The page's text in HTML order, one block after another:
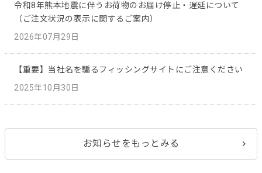
令和8年熊本地震に伴うお荷物のお届け停止・遅延について
（ご注文状況の表示に関するご案内）
2026年07月29日
【重要】当社名を騙るフィッシングサイトにご注意ください
2025年10月30日
お知らせをもっとみる